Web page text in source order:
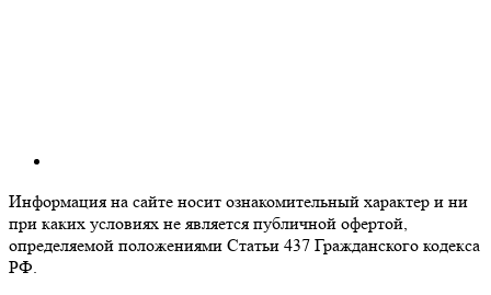
Информация на сайте носит ознакомительный характер и ни
при каких условиях не является публичной офертой,
определяемой положениями Статьи 437 Гражданского кодекса
РФ.